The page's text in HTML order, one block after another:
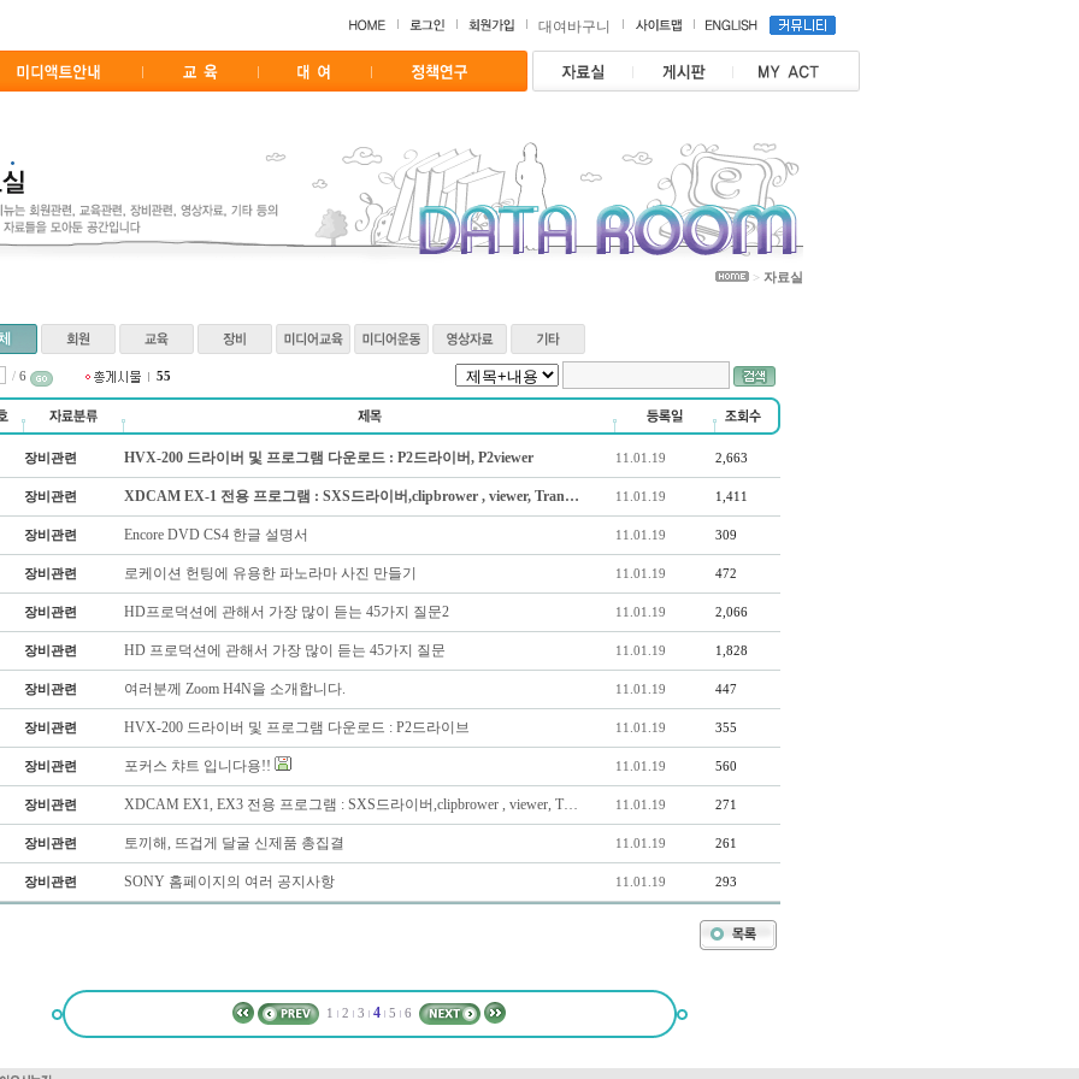
대여바구니
> 자료실
/ 6 55
장비관련 HVX-200 드라이버 및 프로그램 다운로드 : P2드라이버, P2viewer 11.01.19 2,663
장비관련 XDCAM EX-1 전용 프로그램 : SXS드라이버,clipbrower , viewer, Tran… 11.01.19 1,411
장비관련 Encore DVD CS4 한글 설명서 11.01.19 309
장비관련 로케이션 헌팅에 유용한 파노라마 사진 만들기 11.01.19 472
장비관련 HD프로덕션에 관해서 가장 많이 듣는 45가지 질문2 11.01.19 2,066
장비관련 HD 프로덕션에 관해서 가장 많이 듣는 45가지 질문 11.01.19 1,828
장비관련 여러분께 Zoom H4N을 소개합니다. 11.01.19 447
장비관련 HVX-200 드라이버 및 프로그램 다운로드 : P2드라이브 11.01.19 355
장비관련 포커스 챠트 입니다용!! 11.01.19 560
장비관련 XDCAM EX1, EX3 전용 프로그램 : SXS드라이버,clipbrower , viewer, T… 11.01.19 271
장비관련 토끼해, 뜨겁게 달굴 신제품 총집결 11.01.19 261
장비관련 SONY 홈페이지의 여러 공지사항 11.01.19 293
1 2 3 4 5 6